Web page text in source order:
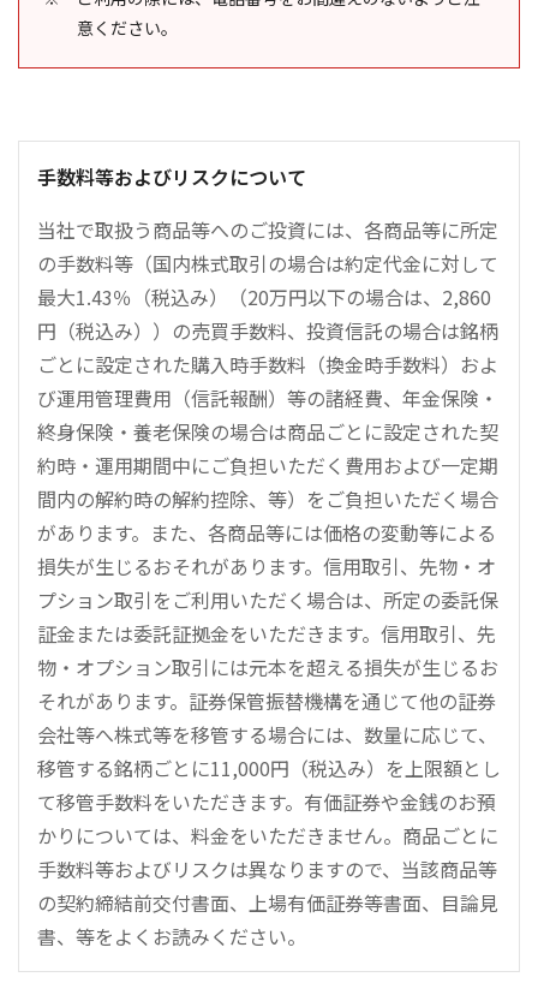
意ください。
手数料等およびリスクについて
当社で取扱う商品等へのご投資には、各商品等に所定
の手数料等（国内株式取引の場合は約定代金に対して
最大1.43％（税込み）（20万円以下の場合は、2,860
円（税込み））の売買手数料、投資信託の場合は銘柄
ごとに設定された購入時手数料（換金時手数料）およ
び運用管理費用（信託報酬）等の諸経費、年金保険・
終身保険・養老保険の場合は商品ごとに設定された契
約時・運用期間中にご負担いただく費用および一定期
間内の解約時の解約控除、等）をご負担いただく場合
があります。また、各商品等には価格の変動等による
損失が生じるおそれがあります。信用取引、先物・オ
プション取引をご利用いただく場合は、所定の委託保
証金または委託証拠金をいただきます。信用取引、先
物・オプション取引には元本を超える損失が生じるお
それがあります。証券保管振替機構を通じて他の証券
会社等へ株式等を移管する場合には、数量に応じて、
移管する銘柄ごとに11,000円（税込み）を上限額とし
て移管手数料をいただきます。有価証券や金銭のお預
かりについては、料金をいただきません。商品ごとに
手数料等およびリスクは異なりますので、当該商品等
の契約締結前交付書面、上場有価証券等書面、目論見
書、等をよくお読みください。